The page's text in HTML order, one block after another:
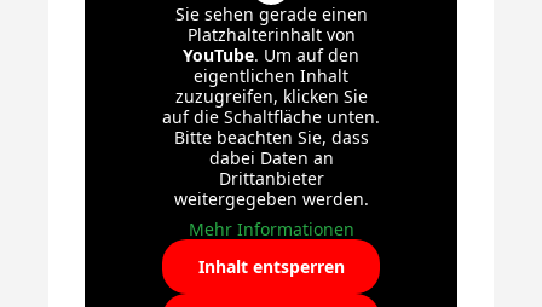
Sie sehen gerade einen
Platzhalterinhalt von
YouTube. Um auf den
eigentlichen Inhalt
zuzugreifen, klicken Sie
auf die Schaltfläche unten.
Bitte beachten Sie, dass
dabei Daten an
Drittanbieter
weitergegeben werden.
Mehr Informationen
Inhalt entsperren